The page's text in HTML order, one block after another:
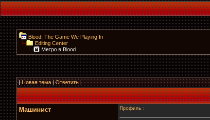
Blood: The Game We Playing In
Editing Center
Метро в Blood
|Новая тема|Ответить|
Машинист
Профиль :